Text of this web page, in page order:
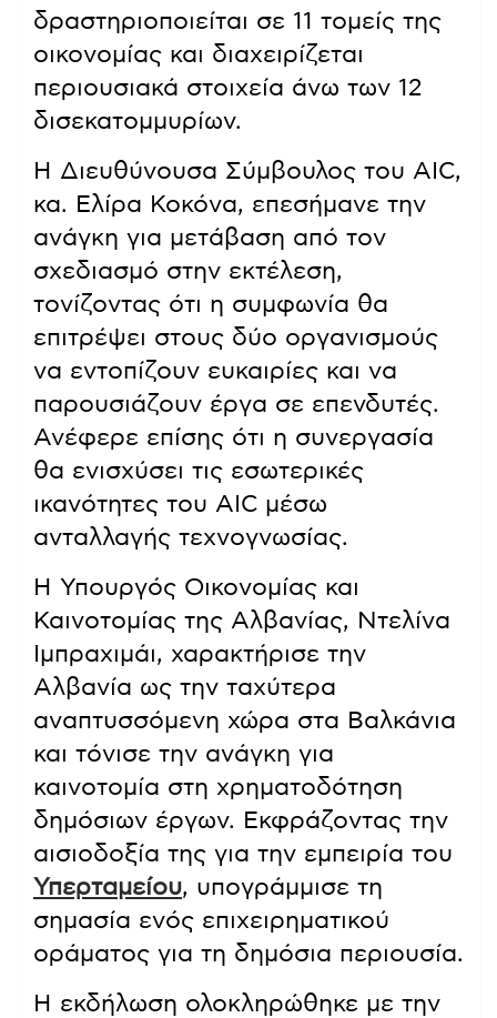
δραστηριοποιείται σε 11 τομείς της
οικονομίας και διαχειρίζεται
περιουσιακά στοιχεία άνω των 12
δισεκατομμυρίων.
Η Διευθύνουσα Σύμβουλος του AIC,
κα. Ελίρα Κοκόνα, επεσήμανε την
ανάγκη για μετάβαση από τον
σχεδιασμό στην εκτέλεση,
τονίζοντας ότι η συμφωνία θα
επιτρέψει στους δύο οργανισμούς
να εντοπίζουν ευκαιρίες και να
παρουσιάζουν έργα σε επενδυτές.
Ανέφερε επίσης ότι η συνεργασία
θα ενισχύσει τις εσωτερικές
ικανότητες του AIC μέσω
ανταλλαγής τεχνογνωσίας.
Η Υπουργός Οικονομίας και
Καινοτομίας της Αλβανίας, Ντελίνα
Ιμπραχιμάι, χαρακτήρισε την
Αλβανία ως την ταχύτερα
αναπτυσσόμενη χώρα στα Βαλκάνια
και τόνισε την ανάγκη για
καινοτομία στη χρηματοδότηση
δημόσιων έργων. Εκφράζοντας την
αισιοδοξία της για την εμπειρία του
Υπερταμείου, υπογράμμισε τη
σημασία ενός επιχειρηματικού
οράματος για τη δημόσια περιουσία.
Η εκδήλωση ολοκληρώθηκε με την